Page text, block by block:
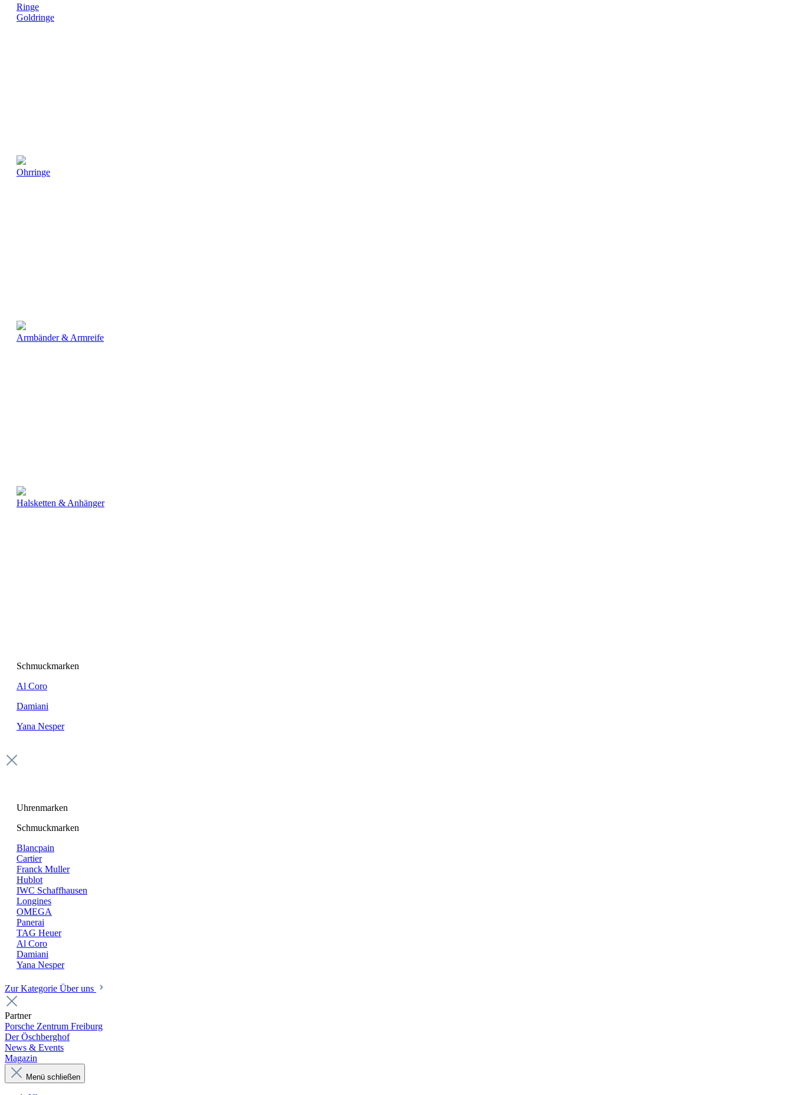
Ringe
Goldringe
Ohrringe
Armbänder & Armreife
Halsketten & Anhänger
Schmuckmarken
Al Coro
Damiani
Yana Nesper
Uhrenmarken
Schmuckmarken
Blancpain
Cartier
Franck Muller
Hublot
IWC Schaffhausen
Longines
OMEGA
Panerai
TAG Heuer
Al Coro
Damiani
Yana Nesper
Zur Kategorie Über uns
Partner
Porsche Zentrum Freiburg
Der Öschberghof
News & Events
Magazin
Menü schließen